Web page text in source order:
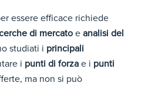
essere efficace richiede
di mercato e analisi del
studiati i principali
i punti di forza e i punti
ma non si può